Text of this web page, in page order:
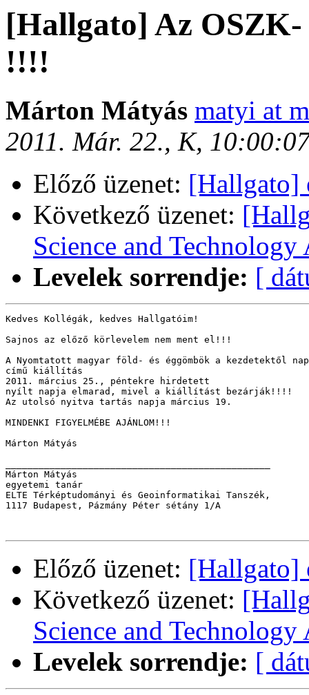
[Hallgato] Az
!!!!
Márton Mátyás matyi at
2011. Már. 22., K,
Előző üzenet: [Hallgato]
Következő üzenet:
Science and
Levelek sorrendje: [
Kedves Kollégák, kedves Hallgatóim!
Sajnos az előző körlevelem nem ment el!!!
A Nyomtatott magyar föld- és éggömbök a kezdetektől
című kiállítás
2011. március 25., péntekre hirdetett
nyílt napja elmarad, mivel a kiállítást bezárják!!!!
Az utolsó nyitva tartás napja március 19.
MINDENKI FIGYELMÉBE AJÁNLOM!!!
Márton Mátyás
Márton Mátyás
egyetemi tanár
ELTE Térképtudományi és Geoinformatikai Tanszék,
1117 Budapest, Pázmány Péter sétány 1/A
Előző üzenet: [Hallgato]
Következő üzenet:
Science and
Levelek sorrendje: [